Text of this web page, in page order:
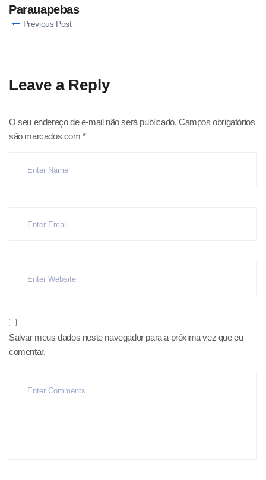
Parauapebas
Previous Post
Leave a Reply
O seu endereço de e-mail não será publicado. Campos obrigatórios
são marcados com*
Salvar meus dados neste navegador para a próxima vez que eu
comentar.